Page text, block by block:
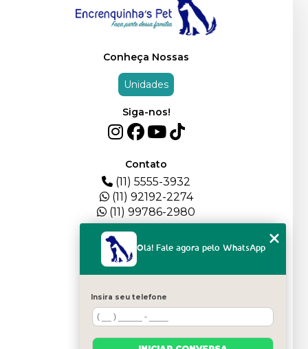
Conheça Nossas
Unidades
Siga-nos!
Contato
(11) 5555-3932
(11) 92192-2274
(11) 99786-2980
QUEM SOMOS
PLANTEL
BLOG
SERVIÇOS
Olá! Fale agora pelo WhatsApp
Insira seu telefone